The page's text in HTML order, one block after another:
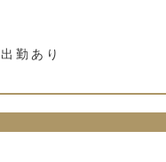
勤あり